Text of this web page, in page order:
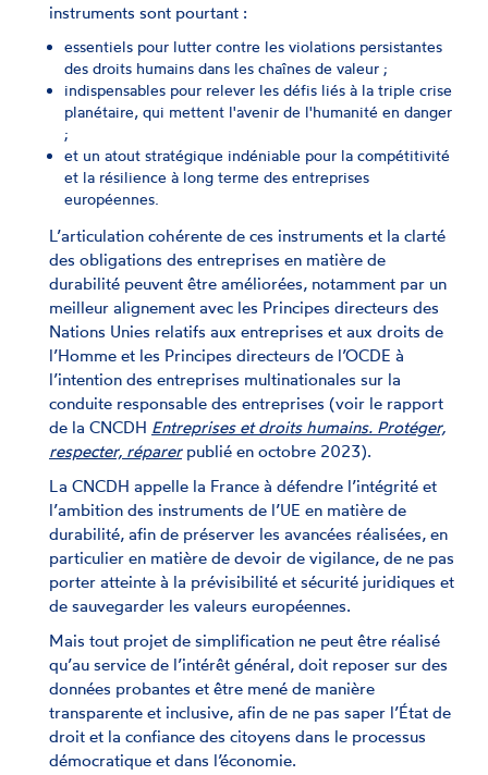
instruments sont pourtant :
essentiels pour lutter contre les violations persistantes
des droits humains dans les chaînes de valeur ;
indispensables pour relever les défis liés à la triple crise
planétaire, qui mettent l'avenir de l'humanité en danger
;
et un atout stratégique indéniable pour la compétitivité
et la résilience à long terme des entreprises
européennes.
L’articulation cohérente de ces instruments et la clarté
des obligations des entreprises en matière de
durabilité peuvent être améliorées, notamment par un
meilleur alignement avec les Principes directeurs des
Nations Unies relatifs aux entreprises et aux droits de
l’Homme et les Principes directeurs de l’OCDE à
l’intention des entreprises multinationales sur la
conduite responsable des entreprises (voir le rapport
de la CNCDH Entreprises et droits humains. Protéger,
respecter, réparerpublié en octobre 2023).
La CNCDH appelle la France à défendre l’intégrité et
l’ambition des instruments de l’UE en matière de
durabilité, afin de préserver les avancées réalisées, en
particulier en matière de devoir de vigilance, de ne pas
porter atteinte à la prévisibilité et sécurité juridiques et
de sauvegarder les valeurs européennes.
Mais tout projet de simplification ne peut être réalisé
qu’au service de l’intérêt général, doit reposer sur des
données probantes et être mené de manière
transparente et inclusive, afin de ne pas saper l’État de
droit et la confiance des citoyens dans le processus
démocratique et dans l’économie.